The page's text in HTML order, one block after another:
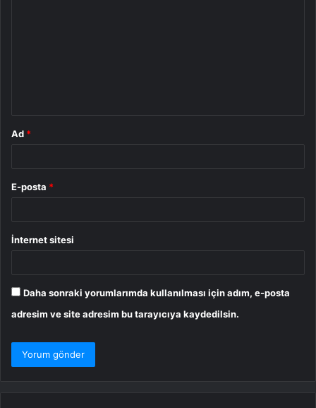
Ad *
E-posta *
İnternet sitesi
Daha sonraki yorumlarımda kullanılması için adım, e-posta
adresim ve site adresim bu tarayıcıya kaydedilsin.